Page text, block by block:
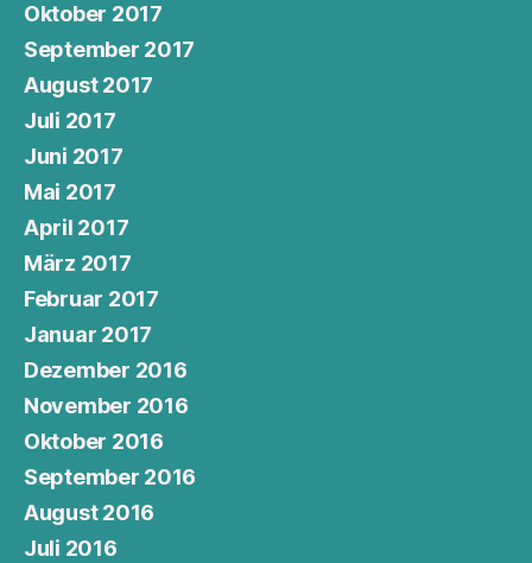
Oktober 2017
September 2017
August 2017
Juli 2017
Juni 2017
Mai 2017
April 2017
März 2017
Februar 2017
Januar 2017
Dezember 2016
November 2016
Oktober 2016
September 2016
August 2016
Juli 2016